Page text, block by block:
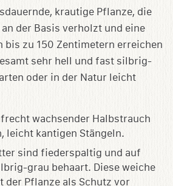
krautige Pflanze, die
der Basis verholzt und eine
bis zu 150 Zentimetern erreichen
sehr hell und fast silbrig-
oder in der Natur leicht
wachsender Halbstrauch
leicht kantigen Stängeln.
sind fiederspaltig und auf
grau behaart. Diese weiche
der Pflanze als Schutz vor